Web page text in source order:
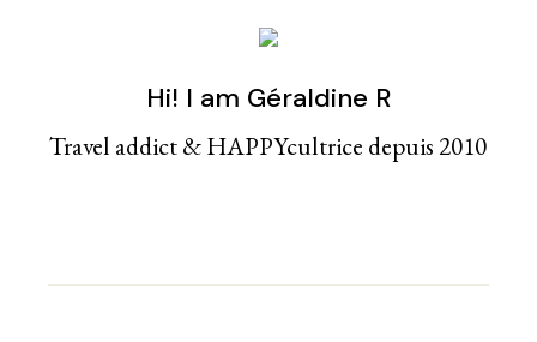
Hi! I am Géraldine R
Travel addict & HAPPYcultrice depuis 2010